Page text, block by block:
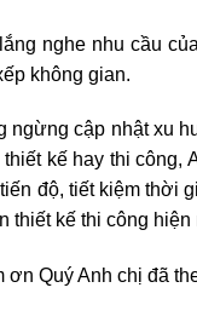
nghe nhu cầu
không gian.
ngừng cập nhật xu
kế hay thi
độ, tiết kiệm thời
thiết kế thi công hiện
ơn Quý Anh chị đã